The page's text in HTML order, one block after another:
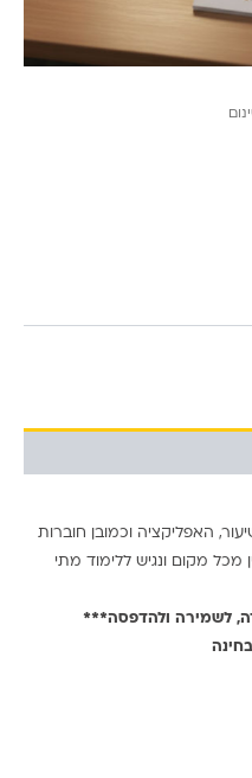
האפליקציה וכמובן חוברות
מכל מקום ונגיש ללימוד מתי
לשמירה ולהדפסה***